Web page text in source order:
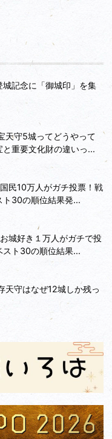
城記念に「御城印」を集
天守5城ってどうやって
重要文化財の違いっ...
民10万人がガチ投票！戦
ト30の順位結果発...
城好き１万人がガチで投
スト30の順位結果...
天守はなぜ12城しか残っ